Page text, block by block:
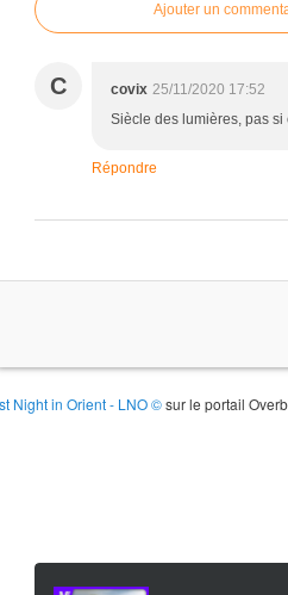
Ajouter un
C covix 25/11/2020 17:52
Siècle des lumières, pas
Répondre
Night in Orient - LNO ©sur le portail